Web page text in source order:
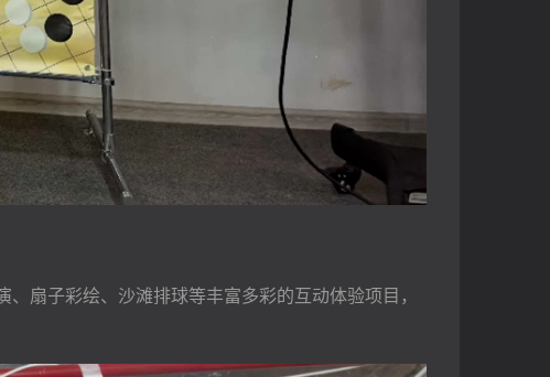
子彩绘、沙滩排球等丰富多彩的互动体验项目，